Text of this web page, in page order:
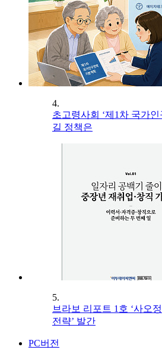
4.
초고령사회 ‘제1차 국가
길 정책은
5.
브라보 리포트 1호 ‘사오
전략’ 발간
PC버전